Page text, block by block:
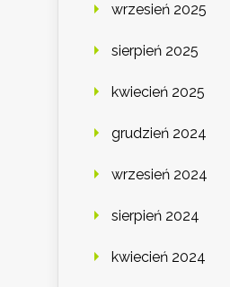
wrzesień 2025
sierpień 2025
kwiecień 2025
grudzień 2024
wrzesień 2024
sierpień 2024
kwiecień 2024